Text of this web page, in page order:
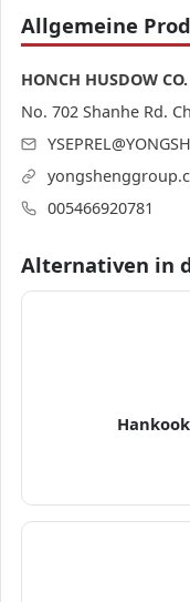
Allgemeine
HONCH HUSDOW
No. 702 Shanhe Rd.
005466920781
Alternativen in